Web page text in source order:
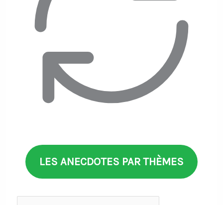
LES ANECDOTES PAR THÈMES